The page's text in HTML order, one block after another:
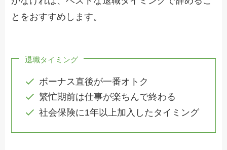
とをおすすめします。
退職タイミング
ボーナス直後が一番オトク
繁忙期前は仕事が楽ちんで終わる
社会保険に1年以上加入したタイミング